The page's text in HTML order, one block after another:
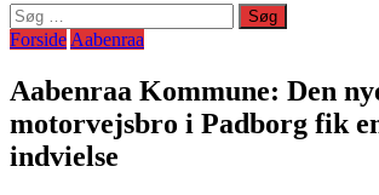
Søg
efter:
Forside Aabenraa
Aabenraa Kommune: Den
motorvejsbro i Padborg fik
indvielse